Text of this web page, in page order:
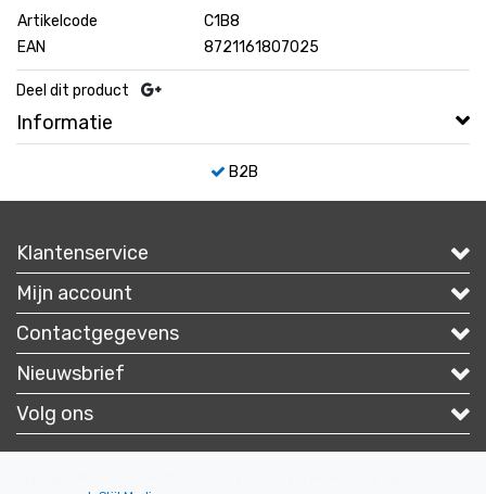
Artikelcode
C1B8
EAN
8721161807025
Deel dit product
Informatie
B2B
Klantenservice
Mijn account
Contactgegevens
Nieuwsbrief
Volg ons